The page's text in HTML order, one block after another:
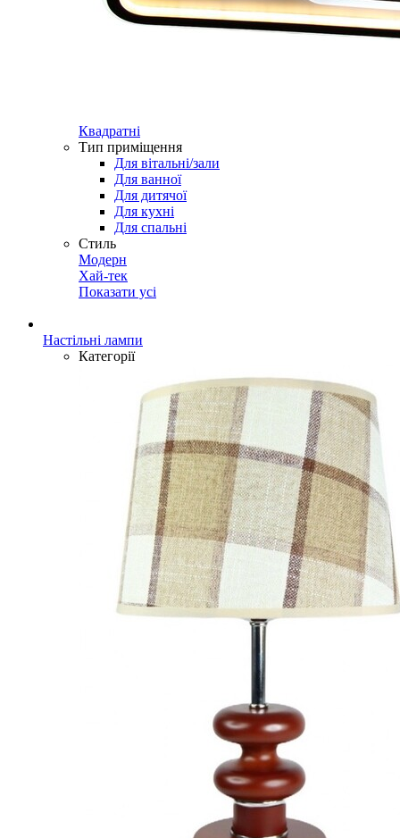
Квадратні
Тип приміщення
Для вітальні/зали
Для ванної
Для дитячої
Для кухні
Для спальні
Стиль
Модерн
Хай-тек
Показати усі
Настільні лампи
Категорії